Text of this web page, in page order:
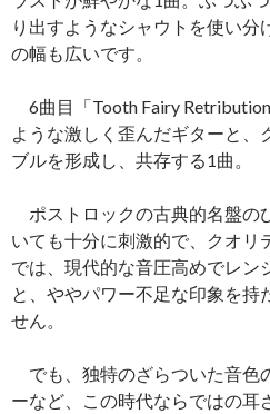
り出すようなシャウトを使い分
の幅も広いです。
6曲目「Tooth Fairy
ような激しく歪んだギターと、
ブルを形成し、共存する1曲。
ポストロックの古典的名盤の
いても十分に刺激的で、クオリ
では、現代的な音圧高めでレン
と、ややパワー不足な印象を持
せん。
でも、独特のざらついた音色
ーなど、この時代ならではの耳